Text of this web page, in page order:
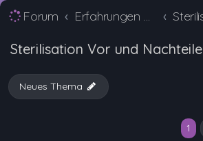
Forum Erfahrungen mit Verhütungsmittel Alternativen
Sterilisation Vor und Nachteile
Neues Thema
1